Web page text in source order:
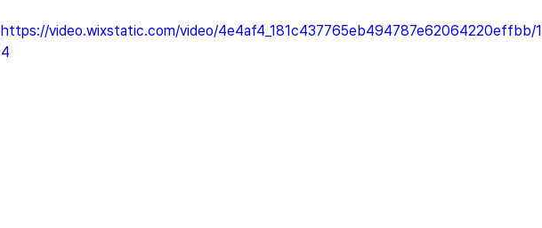
https://video.wixstatic.com/video/4e4af4_181c437765eb494787e62064220effbb/
4